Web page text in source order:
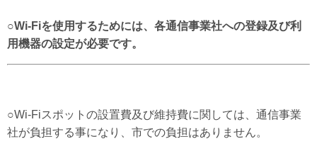
○Wi-Fiを使用するためには、各通信事業社への登録及び利
用機器の設定が必要です。
○Wi-Fiスポットの設置費及び維持費に関しては、通信事業
社が負担する事になり、市での負担はありません。